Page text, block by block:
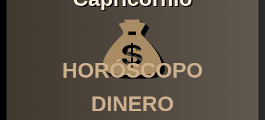
HORÓSCOPO
DINERO